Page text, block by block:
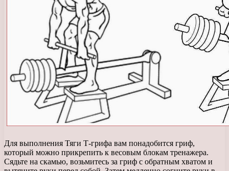
Для выполнения Тяги Т-грифа вам понадобится гриф,
который можно прикрепить к весовым блокам тренажера.
Сядьте на скамью, возьмитесь за гриф с обратным хватом и